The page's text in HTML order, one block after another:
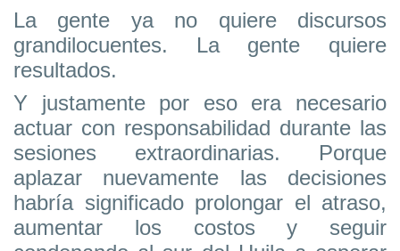
La gente ya no quiere discursos
grandilocuentes. La gente quiere
resultados.
Y justamente por eso era necesario
actuar con responsabilidad durante las
sesiones extraordinarias. Porque
aplazar nuevamente las decisiones
habría significado prolongar el atraso,
aumentar los costos y seguir